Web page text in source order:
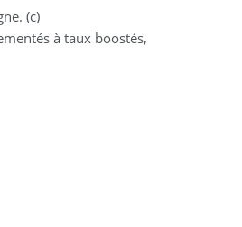
(c)
à taux boostés,